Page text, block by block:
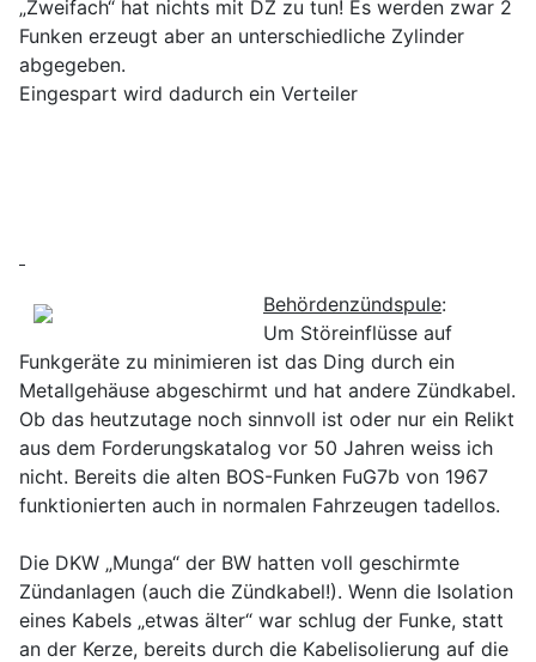
„Zweifach“ hat nichts mit DZ zu tun! Es werden zwar 2
Funken erzeugt aber an unterschiedliche Zylinder
abgegeben.
Eingespart wird dadurch ein Verteiler
Behördenzündspule:
Um Störeinflüsse auf
Funkgeräte zu minimieren ist das Ding durch ein
Metallgehäuse abgeschirmt und hat andere Zündkabel.
Ob das heutzutage noch sinnvoll ist oder nur ein Relikt
aus dem Forderungskatalog vor 50 Jahren weiss ich
nicht. Bereits die alten BOS-Funken FuG7b von 1967
funktionierten auch in normalen Fahrzeugen tadellos.
Die DKW „Munga“ der BW hatten voll geschirmte
Zündanlagen (auch die Zündkabel!). Wenn die Isolation
eines Kabels „etwas älter“ war schlug der Funke, statt
an der Kerze, bereits durch die Kabelisolierung auf die